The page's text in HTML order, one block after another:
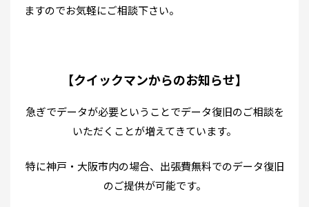
ますのでお気軽にご相談下さい。
【クイックマンからのお知らせ】
急ぎでデータが必要ということでデータ復旧のご相談を
いただくことが増えてきています。
特に神戸・大阪市内の場合、出張費無料でのデータ復旧
のご提供が可能です。